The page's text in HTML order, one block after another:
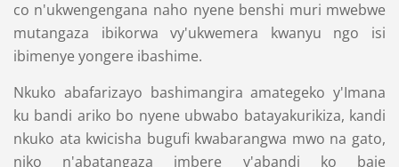
co n'ukwengengana naho nyene benshi muri mwebwe
mutangaza ibikorwa vy'ukwemera kwanyu ngo isi
ibimenye yongere ibashime.
Nkuko abafarizayo bashimangira amategeko y'Imana
ku bandi ariko bo nyene ubwabo batayakurikiza, kandi
nkuko ata kwicisha bugufi kwabarangwa mwo na gato,
niko n'abatangaza imbere y'abandi ko baje